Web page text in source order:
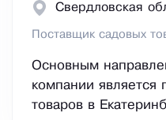
Свердловская
Поставщик садовых
Основным
компании является
товаров в